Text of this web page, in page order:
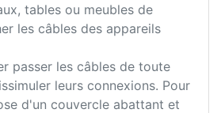
tables ou meubles de
les câbles des appareils
passer les câbles de toute
leurs connexions. Pour
d'un couvercle abattant et